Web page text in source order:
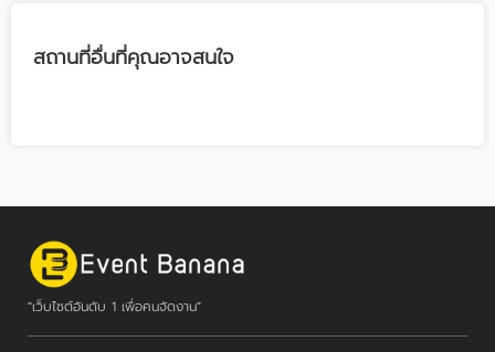
สถานที่อื่นที่คุณอาจสนใจ
"เว็บไซต์อันดับ 1 เพื่อคนจัดงาน"